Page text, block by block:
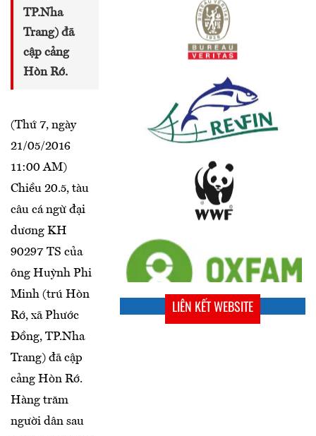
TP.Nha
Trang) đã
cập cảng
Hòn Rớ.
(Thứ 7, ngày
21/05/2016
11:00 AM)
Chiều 20.5, tàu
câu cá ngừ đại
dương KH
90297 TS của
ông Huỳnh Phi
Minh (trú Hòn
Rớ, xã Phước
Đồng, TP.Nha
Trang) đã cập
cảng Hòn Rớ.
Hàng trăm
người dân sau
LIÊN KẾT WEBSITE